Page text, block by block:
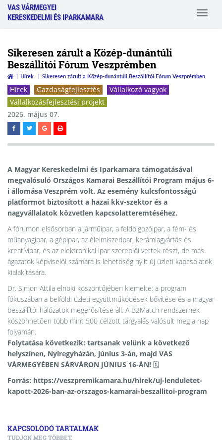
VAS VÁRMEGYEI
KERESKEDELMI ÉS IPARKAMARA
Toggle
Sikeresen zárult a Közép-dunántúli
Beszállítói Fórum Veszprémben
Hírek Sikeresen zárult a Közép-dunántúli Beszállítói Fórum Veszprémben
Hírek Gazdaságfejlesztés
Vállalkozó vagyok
Vállalkozásfejlesztési projekt
2026. május 07.
A Magyar Kereskedelmi és Iparkamara támogatásával
megvalósuló Országos Kamarai Beszállítói Program május 6-
i állomása Veszprém volt. Az esemény kulcsfontosságú
platformot biztosított a hazai kkv-szektor és a
nagyvállalatok közvetlen kapcsolatteremtéséhez.
A fórumon elsősorban a járműipar, a feldolgozóipar, a fém- és
műanyagipar, a gépipar, az élelmiszeripar, kerámiagyártás és
kreatívipar, és az elektronikai ipar szereplői vettek részt, de más
ágazatok képviselői számára is lehetőség nyílt új üzleti kapcsolatok
kialakítására.
Dr. Simon Attila elnöki köszöntőjében kiemelte: a program
fókuszában a belföldi üzleti együttműködések bővítése és a magyar
beszállítói hálózatok megerősítése áll. A B2Match rendszernek
köszönhetően több mint 500 célzott tárgyalás valósult meg a nap
folyamán.
Folytatása következik: tartsanak velünk a következő
helyszínen, Nyíregyházán, június 3-án, majd VAS
VÁRMEGYÉBEN SÁRVÁRON JÚNIUS 16-ÁN! 🗓️
Forrás: https://veszpremikamara.hu/hirek/uj-lenduletet-
kapott-2026-ban-az-orszagos-kamarai-beszallitoi-program
KAPCSOLÓDÓ TARTALMAK
TUDJON MEG TÖBBET.